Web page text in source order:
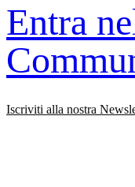
Entra
Iscriviti alla nostra